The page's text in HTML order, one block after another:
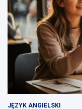
JĘZYK ANGIELSKI